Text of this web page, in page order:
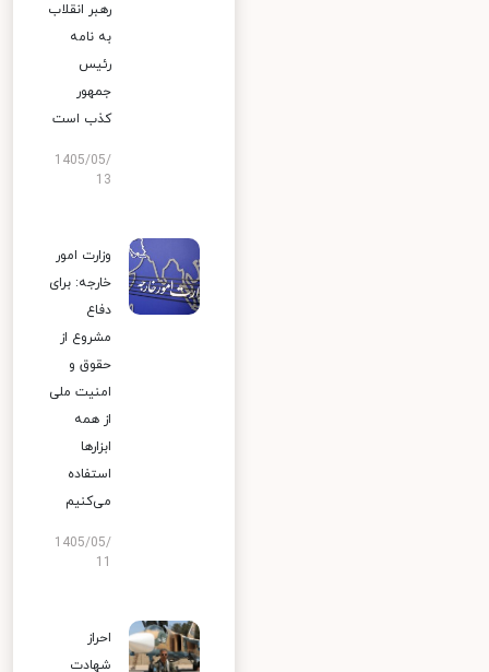
رهبر انقلاب
به نامه
رئیس
جمهور
کذب است
1405/05/
13
وزارت امور
خارجه: برای
دفاع
مشروع از
حقوق و
امنیت ملی
از همه
ابزارها
استفاده
می‌کنیم
1405/05/
احراز
شهادت